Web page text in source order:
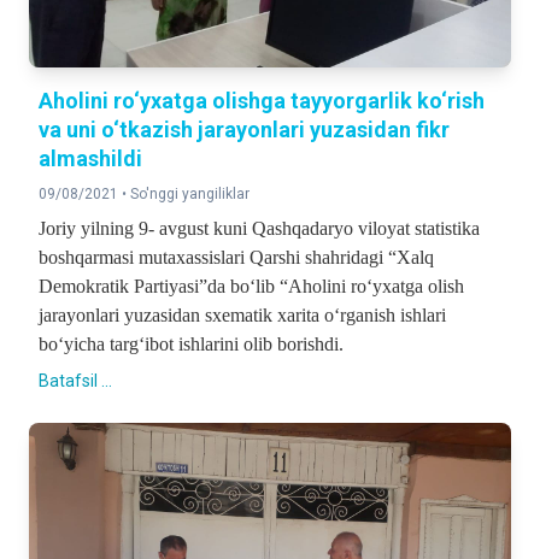
Aholini ro‘yxatga olishga tayyorgarlik ko‘rish
va uni o‘tkazish jarayonlari yuzasidan fikr
almashildi
09/08/2021 • So'nggi yangiliklar
Joriy yilning 9- avgust kuni Qashqadaryo viloyat statistika
boshqarmasi mutaxassislari Qarshi shahridagi “Xalq
Demokratik Partiyasi”da bo‘lib “Aholini ro‘yxatga olish
jarayonlari yuzasidan sxematik xarita o‘rganish ishlari
bo‘yicha targ‘ibot ishlarini olib borishdi.
Batafsil ...